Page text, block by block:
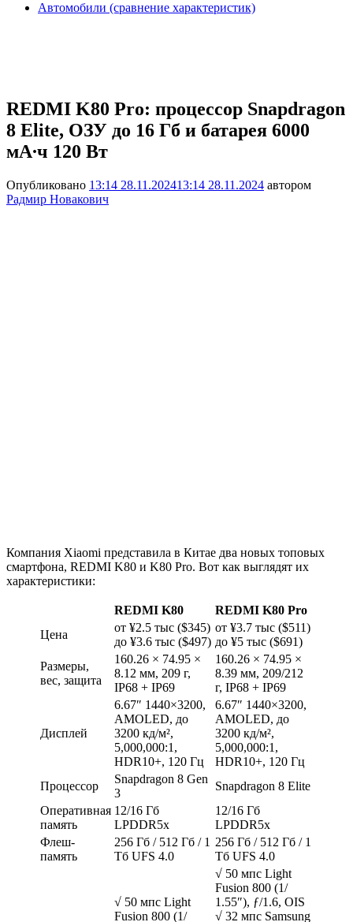
Автомобили (сравнение характеристик)
REDMI K80 Pro: процессор Snapdragon
8 Elite, ОЗУ до 16 Гб и батарея 6000
мА∙ч 120 Вт
Опубликовано 13:14 28.11.202413:14 28.11.2024 автором
Радмир Новакович
Компания Xiaomi представила в Китае два новых топовых
смартфона, REDMI K80 и K80 Pro. Вот как выглядят их
характеристики:
REDMI K80
REDMI K80 Pro
Цена
от ¥2.5 тыс ($345)
до ¥3.6 тыс ($497)
от ¥3.7 тыс ($511)
до ¥5 тыс ($691)
Размеры,
вес, защита
160.26 × 74.95 ×
8.12 мм, 209 г,
IP68 + IP69
160.26 × 74.95 ×
8.39 мм, 209/212
г, IP68 + IP69
Дисплей
6.67″ 1440×3200,
AMOLED, до
3200 кд/м²,
5,000,000:1,
HDR10+, 120 Гц
6.67″ 1440×3200,
AMOLED, до
3200 кд/м²,
5,000,000:1,
HDR10+, 120 Гц
Процессор
Snapdragon 8 Gen
3
Snapdragon 8 Elite
Оперативная
память
12/16 Гб
LPDDR5x
12/16 Гб
LPDDR5x
Флеш-
память
256 Гб / 512 Гб / 1
Тб UFS 4.0
256 Гб / 512 Гб / 1
Тб UFS 4.0
√ 50 мпс Light
Fusion 800 (1/
√ 50 мпс Light
Fusion 800 (1/
1.55″), ƒ/1.6, OIS
√ 32 мпс Samsung